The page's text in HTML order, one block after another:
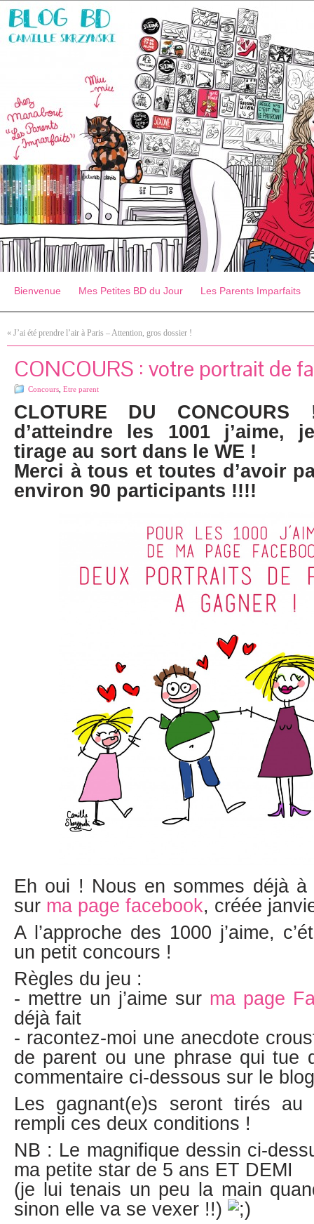
Bienvenue Mes Petites BD du Jour Les Parents Imparfaits
« J’ai été prendre l’air à Paris – Attention, gros dossier !
CONCOURS : votre portrait de
Concours Etre parent
CLOTURE DU
d’atteindre les 1001 j’aime,
tirage au sort dans le WE !
Merci à tous et toutes d’avoir
environ 90 participants !!!!
Eh oui ! Nous en sommes déjà à
sur ma page facebook, créée
A l’approche des 1000 j’aime,
un petit concours !
Règles du jeu :
- mettre un j’aime sur ma page
déjà fait
- racontez-moi une anecdote
de parent ou une phrase qui tue
commentaire ci-dessous sur le blog
Les gagnant(e)s seront tirés au
rempli ces deux conditions !
NB : Le magnifique dessin ci-
ma petite star de 5 ans ET DEMI
(je lui tenais un peu la main
sinon elle va se vexer !!)